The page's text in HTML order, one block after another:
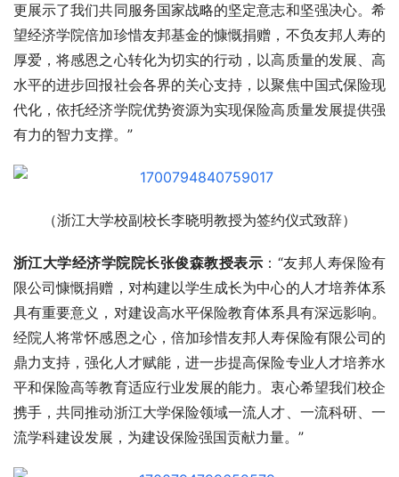
更展示了我们共同服务国家战略的坚定意志和坚强决心。希
望经济学院倍加珍惜友邦基金的慷慨捐赠，不负友邦人寿的
厚爱，将感恩之心转化为切实的行动，以高质量的发展、高
水平的进步回报社会各界的关心支持，以聚焦中国式保险现
代化，依托经济学院优势资源为实现保险高质量发展提供强
有力的智力支撑。”
（浙江大学校副校长李晓明教授为签约仪式致辞）
浙江大学经济学院院长张俊森教授表示 ：“友邦人寿保险有
限公司慷慨捐赠，对构建以学生成长为中心的人才培养体系
具有重要意义，对建设高水平保险教育体系具有深远影响。
经院人将常怀感恩之心，倍加珍惜友邦人寿保险有限公司的
鼎力支持，强化人才赋能，进一步提高保险专业人才培养水
平和保险高等教育适应行业发展的能力。衷心希望我们校企
携手，共同推动浙江大学保险领域一流人才、一流科研、一
流学科建设发展，为建设保险强国贡献力量。”